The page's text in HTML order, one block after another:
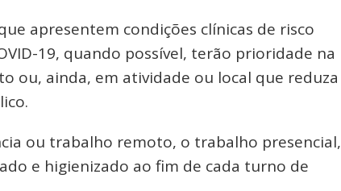
apresentem condições clínicas de risco
19, quando possível, terão prioridade na
ou, ainda, em atividade ou local que reduza
ou trabalho remoto, o trabalho presencial,
e higienizado ao fim de cada turno de